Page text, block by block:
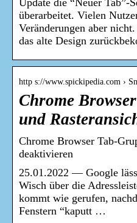
Update die “Neuer Tab”-
überarbeitet. Vielen
Veränderungen aber
das alte Design
http s://www.spickipedia.com ›
Chrome
und
Chrome Browser Tab-
deaktivieren
25.01.2022 — Google
Wisch über die
kommt wie gerufen,
Fenstern “kaputt …